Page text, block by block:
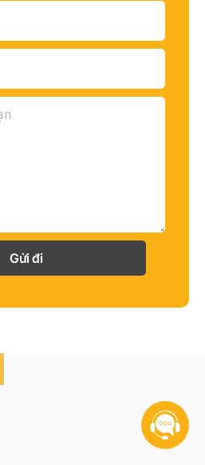
Gửi đi